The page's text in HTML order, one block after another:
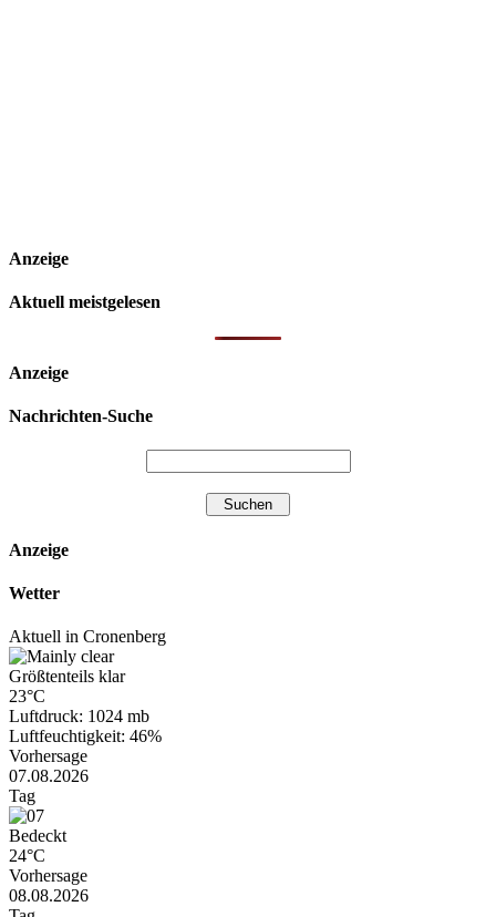
Anzeige
Aktuell meistgelesen
Anzeige
Nachrichten-Suche
Anzeige
Wetter
Aktuell in Cronenberg
Größtenteils klar
23°C
Luftdruck: 1024 mb
Luftfeuchtigkeit: 46%
Vorhersage
07.08.2026
Tag
Bedeckt
24°C
Vorhersage
08.08.2026